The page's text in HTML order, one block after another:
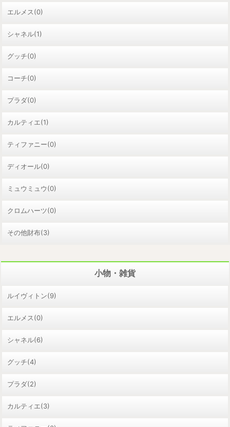
エルメス(0)
シャネル(1)
グッチ(0)
コーチ(0)
プラダ(0)
カルティエ(1)
ティファニー(0)
ディオール(0)
ミュウミュウ(0)
クロムハーツ(0)
その他財布(3)
小物・雑貨
ルイヴィトン(9)
エルメス(0)
シャネル(6)
グッチ(4)
プラダ(2)
カルティエ(3)